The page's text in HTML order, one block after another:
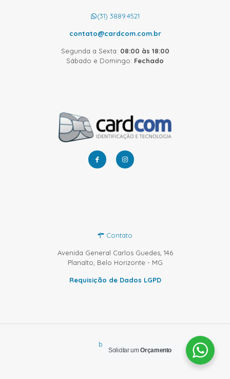
(31) 3889.4521
contato@cardcom.com.br
Segunda a Sexta: 08:00 às 18:00
Sábado e Domingo: Fechado
Contato
Avenida General Carlos Guedes, 146
Planalto, Belo Horizonte - MG
Requisição de Dados LGPD
by Sprinty
Solicitar umOrçamento